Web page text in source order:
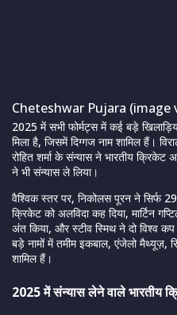
Cheteshwar Pujara (image
2025 में सभी फोर्मट्स में कई बड़े
मिला है, जिसमें दिग्गज नाम शामिल हैं।
रोहित शर्मा के संन्यास ने भारतीय क्रिकेट
ने भी संन्यास ले लिया।
वैश्विक स्तर पर, निकोलस पूरन ने सिर्फ
क्रिकेट को अलविदा कह दिया, मार्टिन
अंत किया, और स्टीव स्मिथ ने दो विश्व
बड़े नामों में तमीम इकबाल, एंजेलो मैथ्यूज़,
शामिल हैं।
2025 में संन्यास लेने वाले भारतीय